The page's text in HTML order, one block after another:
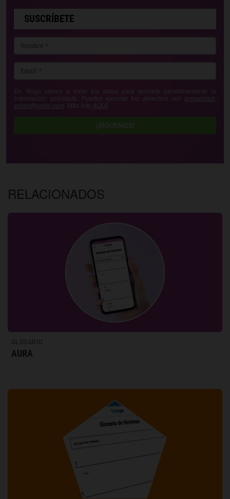
SUSCRÍBETE
En Yoigo vamos a tratar tus datos para enviarte periódicamente la
información solicitada. Puedes ejercitar tus derechos con privacidad-
yoigo@yoigo.com . Más Info AQUÍ
¡SÍGUENOS!
RELACIONADOS
AURA